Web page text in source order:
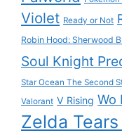
Violet Ready or Not
Robin Hood: Sherwood
Soul Knight
Star Ocean The Second
Valorant V Rising Wo
Zelda